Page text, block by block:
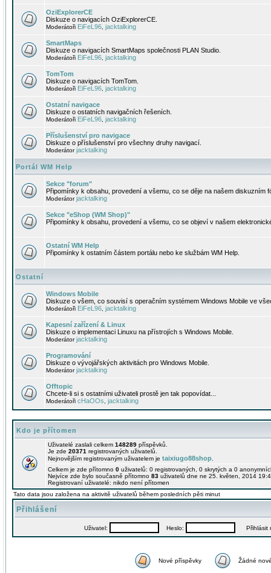
OziExplorerCE
Diskuze o navigacích OziExplorerCE.
Moderátoři EiFeL96 jacktalking
SmartMaps
Diskuze o navigacích SmartMaps společnosti PLAN Studio.
Moderátoři EiFeL96 jacktalking
TomTom
Diskuze o navigacích TomTom.
Moderátoři EiFeL96 jacktalking
Ostatní navigace
Diskuze o ostatních navigačních řešeních.
Moderátoři EiFeL96 jacktalking
Příslušenství pro navigace
Diskuze o příslušenství pro všechny druhy navigací.
Moderátorjacktalking
Portál WM Help
Sekce "forum"
Připomínky k obsahu, provedení a všemu, co se děje na našem diskuzním
Moderátorjacktalking
Sekce "eShop (WM Shop)"
Připomínky k obsahu, provedení a všemu, co se objeví v našem
Ostatní WM Help
Připomínky k ostatním částem portálu nebo ke službám WM Help.
Ostatní
Windows Mobile
Diskuze o všem, co souvisí s operačním systémem Windows Mobile ve
Moderátoři EiFeL96 jacktalking
Kapesní zařízení & Linux
Diskuze o implementaci Linuxu na přístrojích s Windows Mobile.
Moderátorjacktalking
Programování
Diskuze o vývojářských aktivitách pro Windows Mobile.
Moderátorjacktalking
Offtopic
Chcete-li si s ostatními uživateli prostě jen tak popovídat...
Moderátoři cHaOOs jacktalking
Kdo je přítomen
Uživatelé zaslali celkem 148289 příspěvků.
Je zde 20371 registrovaných uživatelů.
Nejnovějším registrovaným uživatelem je taixiugo88shop
Celkem je zde přítomno 0 uživatelů: 0 registrovaných, 0 skrytých a 0
Nejvíce zde bylo současně přítomno 83 uživatelů dne ne 25. květen, 2014
Registrovaní uživatelé: nikdo není přítomen
Tato data jsou založena na aktivitě uživatelů během posledních pěti minut
Přihlášení
Uživatel: Heslo: Přihlásit
Nové příspěvky Žádné